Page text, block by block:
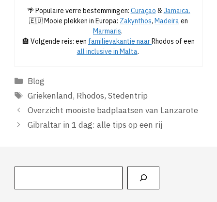
🌴 Populaire verre bestemmingen: Curaçao & Jamaica.
🇪🇺 Mooie plekken in Europa: Zakynthos, Madeiraen
Marmaris.
🏨 Volgende reis: een familievakantie naarRhodos of een
all inclusive in Malta.
Categorieën
Blog
Tags
Griekenland, Rhodos,Stedentrip
Overzicht mooiste badplaatsen van Lanzarote
Gibraltar in 1 dag: alle tips op een rij